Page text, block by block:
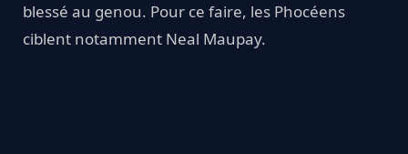
blessé au genou. Pour ce faire, les Phocéens
ciblent notamment Neal Maupay.